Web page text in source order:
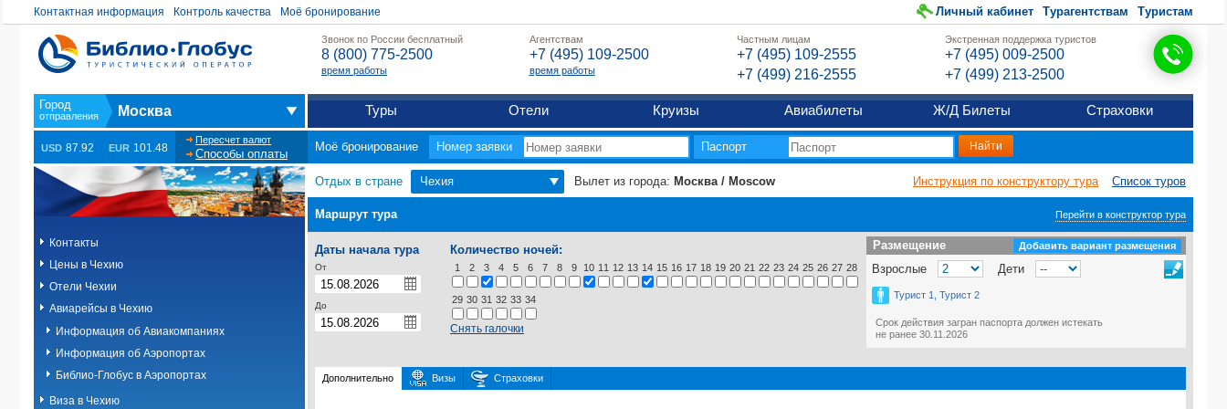
Контактная информация Контроль качества Моё бронирование Личный кабинет Турагентствам Туристам
Звонок по России бесплатный
8 (800) 775-2500
время работы
Агентствам
+7 (495) 109-2500
время работы
Частным лицам
+7 (495) 109-2555
+7 (499) 216-2555
Экстренная поддержка туристов
+7 (495) 009-2500
+7 (499) 213-2500
Москва Туры Отели Круизы Авиабилеты Ж/Д Билеты Страховки
USD 87.92 EUR 101.48
Пересчет валют
Способы оплаты
Моё бронирование Номер заявки Паспорт
Контакты
Цены в Чехию
Отели Чехии
Авиарейсы в Чехию
Информация об Авиакомпаниях
Информация об Аэропортах
Библио-Глобус в Аэропортах
Виза в Чехию
Отдых в стране Чехия Вылет из города: Москва / Moscow Инструкция по конструктору тура Список туров
Маршрут тура Перейти в конструктор тура
Даты начала тура
От
До
Размещение
Размещение Добавить вариант размещения
Взрослые Дети
Турист 1, Турист 2
Срок действия загран паспорта должен истекать
не ранее 30.11.2026
Количество ночей:
1 2 3 4 5 6 7 8 9 10 11 12 13 14 15 16 17 18 19 20 21 22 23 24 25 26 27 28
29 30 31 32 33 34
Снять галочки
Дополнительно Визы Страховки